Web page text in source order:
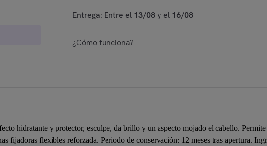
Entrega: Entre el 13/08y el 16/08
¿Cómo funciona?
hidratante y protector, esculpe, da brillo y un aspecto mojado el cabello.
fijadoras flexibles reforzada. Periodo de conservación: 12 meses tras apertura.